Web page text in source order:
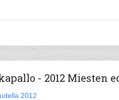
- 2012 Miesten
2012